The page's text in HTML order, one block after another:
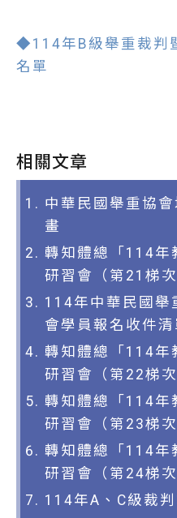
◆114年B級舉重裁判
名單
相關文章
中華民國舉重協
畫
轉知體總「114年
研習會（第21梯次
114年中華民國舉
會學員報名收件
轉知體總「114年
研習會（第22梯次
轉知體總「114年
研習會（第23梯次
轉知體總「114年
研習會（第24梯次
114年A、C級裁